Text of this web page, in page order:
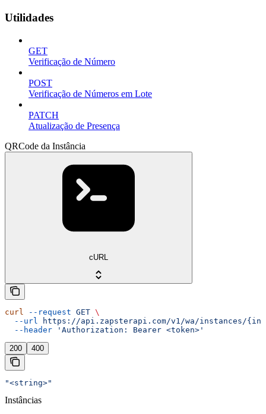
Utilidades
GET
Verificação de Número
POST
Verificação de Números em Lote
PATCH
Atualização de Presença
QRCode da Instância
cURL
curl --request GET \
  --url
https://api.zapsterapi.com/v1/wa/instances/
  --header
'Authorization: Bearer <token>'
200 400
"<string>"
Instâncias